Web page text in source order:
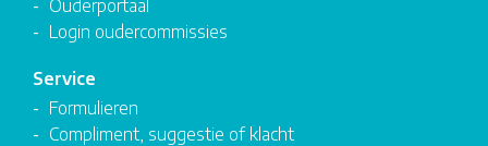
Login oudercommissies
Service
Formulieren
Compliment, suggestie of klacht